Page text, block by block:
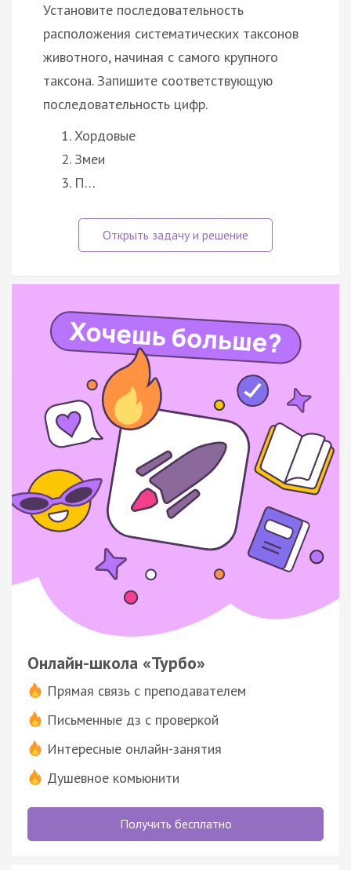
Установите последовательность
расположения систематических таксонов
животного, начиная с самого крупного
таксона. Запишите соответствующую
последовательность цифр.
Хордовые
Змеи
П…
Онлайн-школа «Турбо»
Прямая связь с преподавателем
Письменные дз с проверкой
Интересные онлайн-занятия
Душевное комьюнити
Получить бесплатно